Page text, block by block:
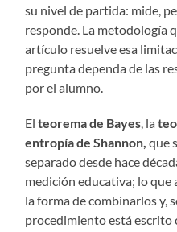
su nivel de partida: mide,
responde. La metodología
artículo resuelve esa
pregunta dependa de las
por el alumno.
Elteorema de Bayes, la
entropía de Shannon, que
separado desde hace
medición educativa; lo
la forma de combinarlos y,
procedimiento está escrito